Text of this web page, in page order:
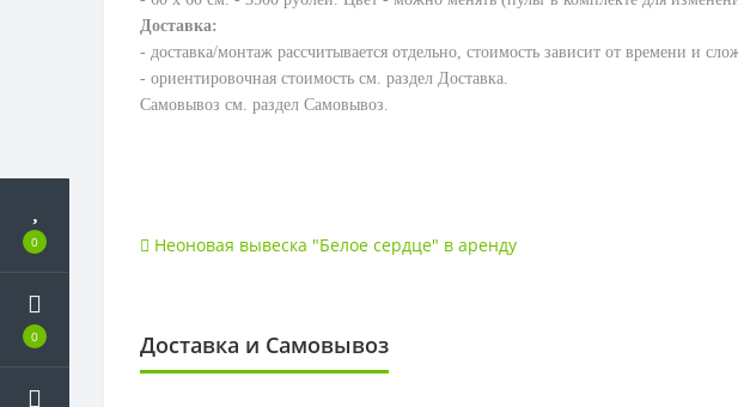
0
0
Доставка:
- доставка/монтаж рассчитывается отдельно, стоимость зависит от времени и
- ориентировочная стоимость см. раздел Доставка.
Самовывоз см. раздел Самовывоз.
Неоновая вывеска "Белое сердце" в аренду
Доставка и Самовывоз